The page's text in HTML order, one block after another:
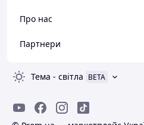
Про нас
Партнери
Тема - світла BETA